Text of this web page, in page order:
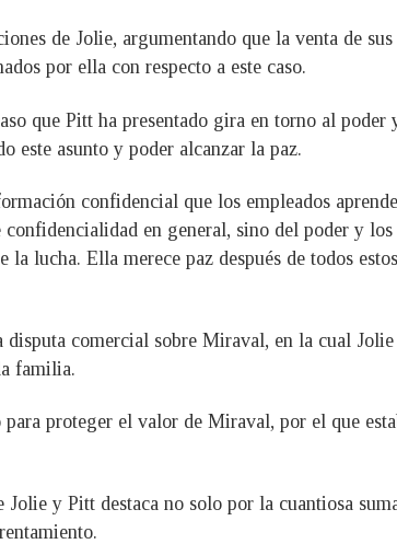
de Jolie, argumentando que la venta de sus
por ella con respecto a este caso.
que Pitt ha presentado gira en torno al poder
este asunto y poder alcanzar la paz.
confidencial que los empleados
en general, sino del poder y
lucha. Ella merece paz después de todos
comercial sobre Miraval, en la cual
familia.
proteger el valor de Miraval, por el que
y Pitt destaca no solo por la cuantiosa